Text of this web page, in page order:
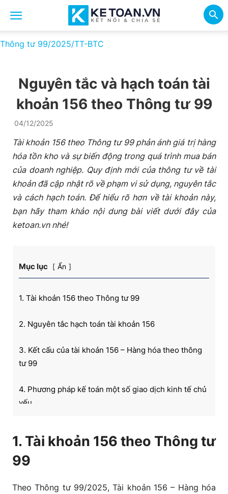
Thông tư 99/2025/TT-BTC
Nguyên tắc và hạch toán tài
khoản 156 theo Thông tư 99
04/12/2025
Tài khoản 156 theo Thông tư 99 phản ánh giá trị hàng
hóa tồn kho và sự biến động trong quá trình mua bán
của doanh nghiệp. Quy định mới của thông tư về tài
khoản đã cập nhật rõ về phạm vi sử dụng, nguyên tắc
và cách hạch toán. Để hiểu rõ hơn về tài khoản này,
bạn hãy tham khảo nội dung bài viết dưới đây của
ketoan.vnnhé!
Mục lục Ẩn
1. Tài khoản 156 theo Thông tư 99
2. Nguyên tắc hạch toán tài khoản 156
3. Kết cấu của tài khoản 156 – Hàng hóa theo thông
tư 99
4. Phương pháp kế toán một số giao dịch kinh tế chủ
yếu
Thông tư 99
1. Tài khoản 156 theo Thông tư
99
Theo Thông tư 99/2025, Tài khoản 156 – Hàng hóa